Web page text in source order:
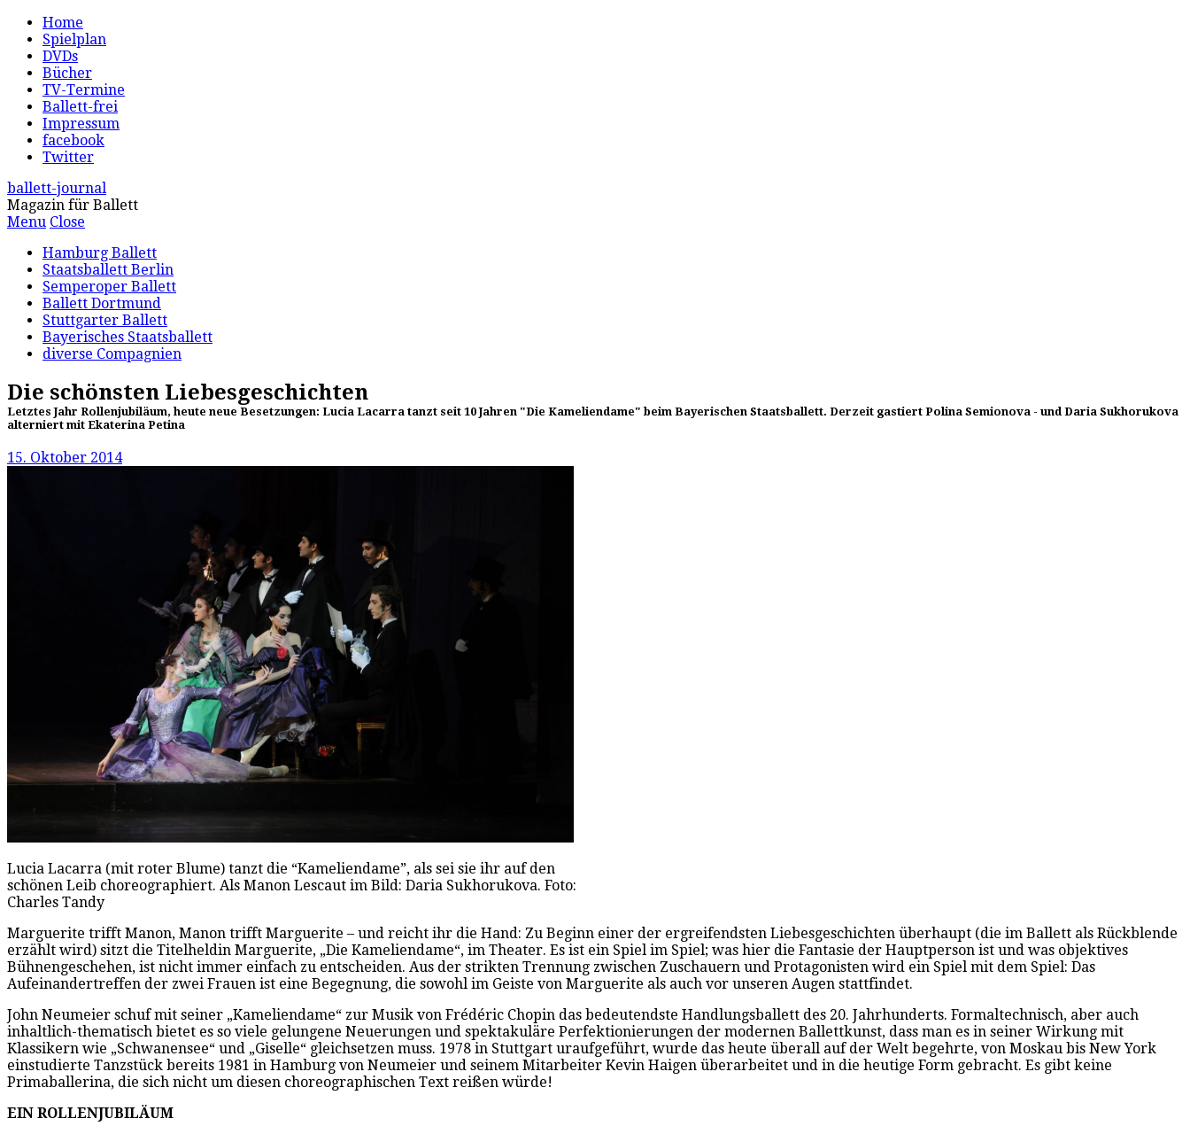
Home
Spielplan
DVDs
Bücher
TV-Termine
Ballett-frei
Impressum
facebook
Twitter
ballett-journal
Magazin für Ballett
Menu Close
Hamburg Ballett
Staatsballett Berlin
Semperoper Ballett
Ballett Dortmund
Stuttgarter Ballett
Bayerisches Staatsballett
diverse Compagnien
Die schönsten Liebesgeschichten
Letztes Jahr Rollenjubiläum, heute neue Besetzungen: Lucia Lacarra tanzt seit 10 Jahren "Die Kameliendame" beim Bayerischen Staatsballett. Derzeit gastiert Polina Semionova - und Daria Sukhorukova
alterniert mit Ekaterina Petina
15. Oktober 2014
Lucia Lacarra (mit roter Blume) tanzt die “Kameliendame”, als sei sie ihr auf den
schönen Leib choreographiert. Als Manon Lescaut im Bild: Daria Sukhorukova. Foto:
Charles Tandy
Marguerite trifft Manon, Manon trifft Marguerite – und reicht ihr die Hand: Zu Beginn einer der ergreifendsten Liebesgeschichten überhaupt (die im Ballett als Rückblende
erzählt wird) sitzt die Titelheldin Marguerite, „Die Kameliendame“, im Theater. Es ist ein Spiel im Spiel; was hier die Fantasie der Hauptperson ist und was objektives
Bühnengeschehen, ist nicht immer einfach zu entscheiden. Aus der strikten Trennung zwischen Zuschauern und Protagonisten wird ein Spiel mit dem Spiel: Das
Aufeinandertreffen der zwei Frauen ist eine Begegnung, die sowohl im Geiste von Marguerite als auch vor unseren Augen stattfindet.
John Neumeier schuf mit seiner „Kameliendame“ zur Musik von Frédéric Chopin das bedeutendste Handlungsballett des 20. Jahrhunderts. Formaltechnisch, aber auch
inhaltlich-thematisch bietet es so viele gelungene Neuerungen und spektakuläre Perfektionierungen der modernen Ballettkunst, dass man es in seiner Wirkung mit
Klassikern wie „Schwanensee“ und „Giselle“ gleichsetzen muss. 1978 in Stuttgart uraufgeführt, wurde das heute überall auf der Welt begehrte, von Moskau bis New York
einstudierte Tanzstück bereits 1981 in Hamburg von Neumeier und seinem Mitarbeiter Kevin Haigen überarbeitet und in die heutige Form gebracht. Es gibt keine
Primaballerina, die sich nicht um diesen choreographischen Text reißen würde!
EIN ROLLENJUBILÄUM